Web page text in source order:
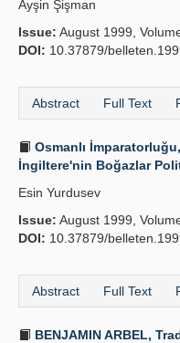
Ayşin Şişman
Issue: August 1999,
DOI: 10.37879/
Abstract Full Text
Osmanlı
İngiltere'nin Boğazlar
Esin Yurdusev
Issue: August 1999,
DOI: 10.37879/
Abstract Full Text
BENJAMIN ARBEL,